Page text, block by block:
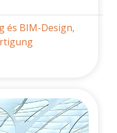
és BIM-Design,